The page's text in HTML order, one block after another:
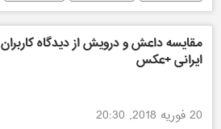
مقایسه داعش و درویش از دیدگاه کاربران
ایرانی +عکس
20 فوریه 2018, 20:30